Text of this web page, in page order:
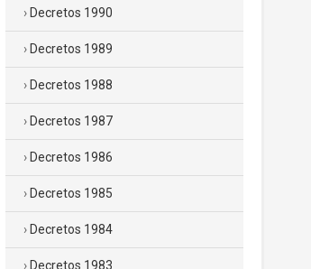
Decretos 1990
Decretos 1989
Decretos 1988
Decretos 1987
Decretos 1986
Decretos 1985
Decretos 1984
Decretos 1983